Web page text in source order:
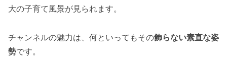
大の子育て風景が見られます。
チャンネルの魅力は、何といってもその飾らない素直な姿
勢です。